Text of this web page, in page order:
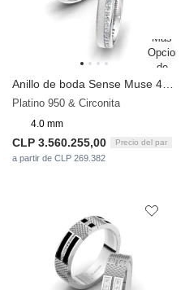
Platino 950 & Circonita
4.0 mm
CLP 3.560.255,00 Precio del par
a partir de CLP 269.382